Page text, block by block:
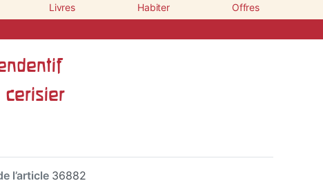
Livres Habiter Offres
cerisier
l’article 36882